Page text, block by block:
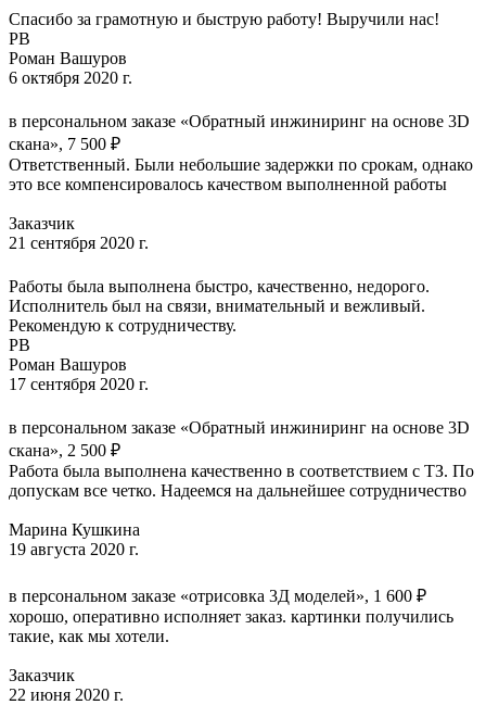
Спасибо за грамотную и быструю работу! Выручили нас!
РВ
Роман Вашуров
6 октября 2020 г.
в персональном заказе «Обратный инжиниринг на основе 3D
скана», 7 500 ₽
Ответственный. Были небольшие задержки по срокам, однако
это все компенсировалось качеством выполненной работы
Заказчик
21 сентября 2020 г.
Работы была выполнена быстро, качественно, недорого.
Исполнитель был на связи, внимательный и вежливый.
Рекомендую к сотрудничеству.
РВ
Роман Вашуров
17 сентября 2020 г.
в персональном заказе «Обратный инжиниринг на основе 3D
скана», 2 500 ₽
Работа была выполнена качественно в соответствием с ТЗ. По
допускам все четко. Надеемся на дальнейшее сотрудничество
Марина Кушкина
19 августа 2020 г.
в персональном заказе «отрисовка 3Д моделей», 1 600 ₽
хорошо, оперативно исполняет заказ. картинки получились
такие, как мы хотели.
Заказчик
22 июня 2020 г.